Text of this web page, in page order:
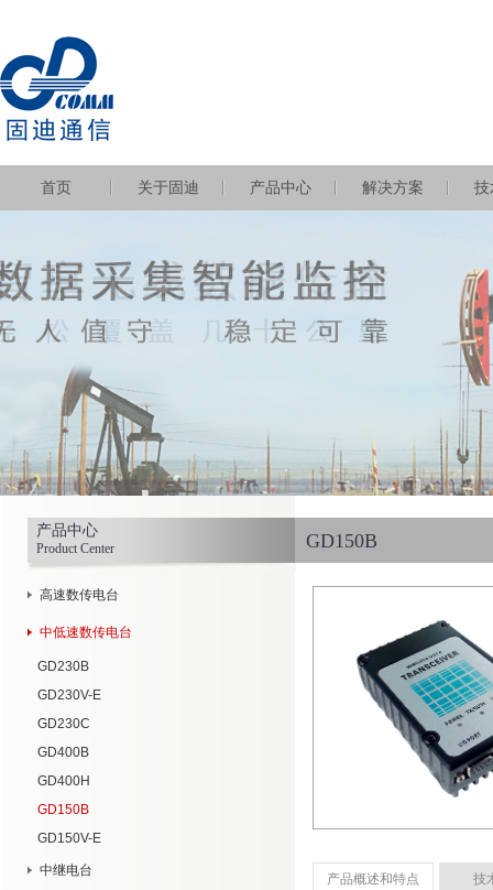
首页 关于固迪 产品中心 解决方案 技
产品中心
Product Center
高速数传电台
中低速数传电台
GD230B
GD230V-E
GD230C
GD400B
GD400H
GD150B
GD150V-E
中继电台
GD150B
产品概述和特点 技